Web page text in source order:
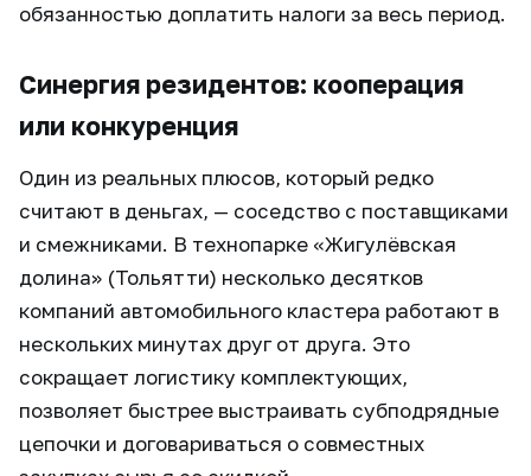
обязанностью доплатить налоги за весь период.
Синергия резидентов: кооперация
или конкуренция
Один из реальных плюсов, который редко
считают в деньгах, — соседство с поставщиками
и смежниками. В технопарке «Жигулёвская
долина» (Тольятти) несколько десятков
компаний автомобильного кластера работают в
нескольких минутах друг от друга. Это
сокращает логистику комплектующих,
позволяет быстрее выстраивать субподрядные
цепочки и договариваться о совместных